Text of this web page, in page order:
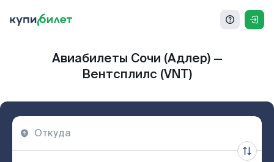
Авиабилеты Сочи (Адлер) —
Вентсплилс (VNT)